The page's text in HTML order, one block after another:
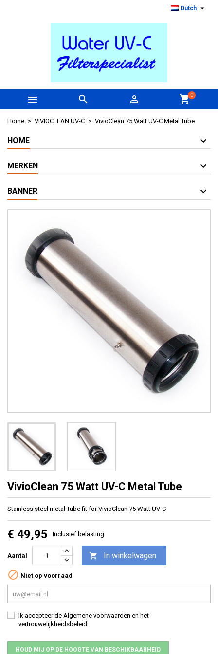
Dutch 
   shopping_cart0
Home VIVIOCLEAN UV-C VivioClean 75 Watt UV-C Metal Tube
HOME
MERKEN
BANNER
VivioClean 75 Watt UV-C Metal Tube
Stainless steel metal Tube fit for VivioClean 75 Watt UV-C
€ 49,95 Inclusief belasting
Aantal  In winkelwagen
 Niet op voorraad
Ik accepteer de Algemene voorwaarden en het
vertrouwelijkheidsbeleid
HOUD MIJ OP DE HOOGTE VAN BESCHIKBAARHEID